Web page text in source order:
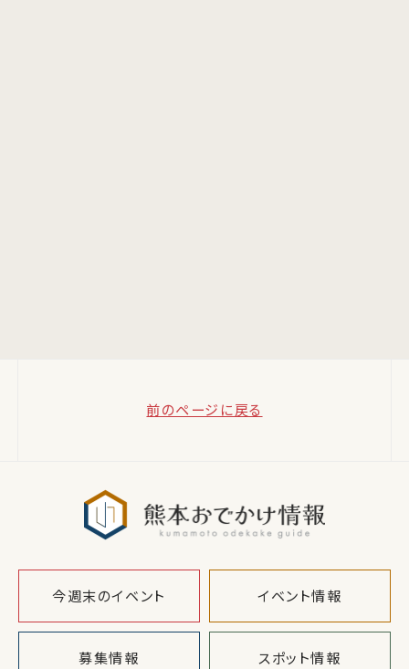
前のページに戻る
今週末のイベント イベント情報
募集情報 スポット情報